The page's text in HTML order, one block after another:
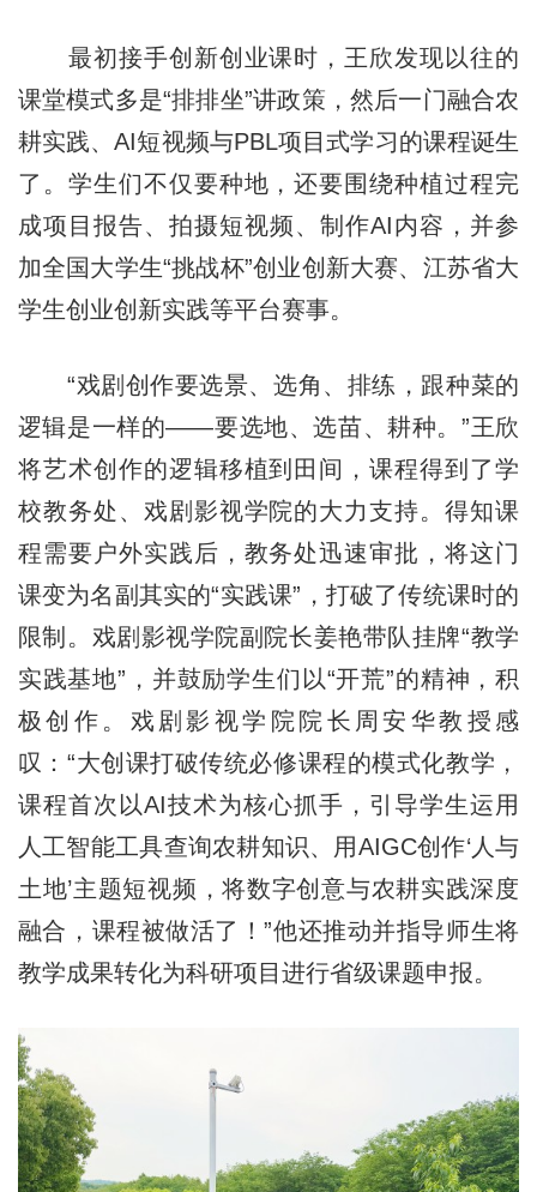
最初接手创新创业课时，王欣发现以往的
课堂模式多是“排排坐”讲政策，然后一门融合农
耕实践、AI短视频与PBL项目式学习的课程诞生
了。学生们不仅要种地，还要围绕种植过程完
成项目报告、拍摄短视频、制作AI内容，并参
加全国大学生“挑战杯”创业创新大赛、江苏省大
学生创业创新实践等平台赛事。
“戏剧创作要选景、选角、排练，跟种菜的
逻辑是一样的——要选地、选苗、耕种。”王欣
将艺术创作的逻辑移植到田间，课程得到了学
校教务处、戏剧影视学院的大力支持。得知课
程需要户外实践后，教务处迅速审批，将这门
课变为名副其实的“实践课”，打破了传统课时的
限制。戏剧影视学院副院长姜艳带队挂牌“教学
实践基地”，并鼓励学生们以“开荒”的精神，积
极创作。戏剧影视学院院长周安华教授感
叹：“大创课打破传统必修课程的模式化教学，
课程首次以AI技术为核心抓手，引导学生运用
人工智能工具查询农耕知识、用AIGC创作‘人与
土地’主题短视频，将数字创意与农耕实践深度
融合，课程被做活了！”他还推动并指导师生将
教学成果转化为科研项目进行省级课题申报。